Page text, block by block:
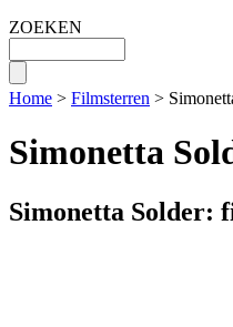
ZOEKEN
Home > Filmsterren >
Simonetta
Simonetta Solder: